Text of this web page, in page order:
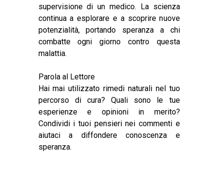
supervisione di un medico. La scienza
continua a esplorare e a scoprire nuove
potenzialità, portando speranza a chi
combatte ogni giorno contro questa
malattia.
Parola al Lettore
Hai mai utilizzato rimedi naturali nel tuo
percorso di cura? Quali sono le tue
esperienze e opinioni in merito?
Condividi i tuoi pensieri nei commenti e
aiutaci a diffondere conoscenza e
speranza.